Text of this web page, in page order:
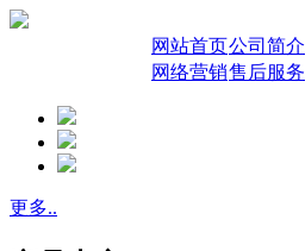
网站首页公司简介
网络营销售后服务
更多..